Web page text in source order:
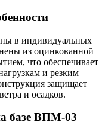
в индивидуальных
из оцинкованной
что обеспечивает
и резким
защищает
и осадков.
базе ВПМ-03